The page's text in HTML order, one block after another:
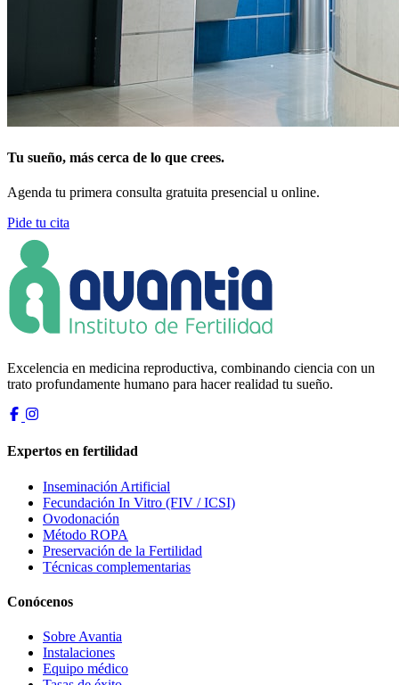
Tu sueño, más cerca de lo que crees.
Agenda tu primera consulta gratuita presencial u online.
Pide tu cita
Excelencia en medicina reproductiva, combinando ciencia con un
trato profundamente humano para hacer realidad tu sueño.
Expertos en fertilidad
Inseminación Artificial
Fecundación In Vitro (FIV / ICSI)
Ovodonación
Método ROPA
Preservación de la Fertilidad
Técnicas complementarias
Conócenos
Sobre Avantia
Instalaciones
Equipo médico